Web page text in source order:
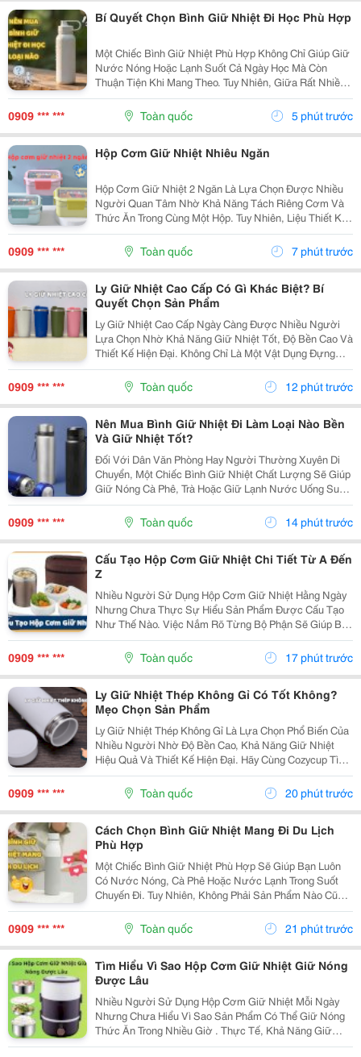
Bí Quyết Chọn Bình Giữ Nhiệt Đi Học Phù Hợp
Một Chiếc Bình Giữ Nhiệt Phù Hợp Không Chỉ Giúp Giữ
Nước Nóng Hoặc Lạnh Suốt Cả Ngày Học Mà Còn
Thuận Tiện Khi Mang Theo. Tuy Nhiên, Giữa Rất Nhiều
Mẫu Mã, Dung Tích Và Chất Liệu Trên Thị Trường,
Không Ít Người Băn Khoăn Nên Mua Bình Giữ Nhiệt Đi
0909 *** *** Toàn quốc 5 phút trước
Hộp Cơm Giữ Nhiệt Nhiêu Ngăn
Hộp Cơm Giữ Nhiệt 2 Ngăn Là Lựa Chọn Được Nhiều
Người Quan Tâm Nhờ Khả Năng Tách Riêng Cơm Và
Thức Ăn Trong Cùng Một Hộp. Tuy Nhiên, Liệu Thiết Kế
Này Có Thực Sự Phù Hợp Với Nhu Cầu Sử Dụng Hằng
Ngày? Cùng Tìm Hiểu Những Ưu Điểm, Hạn Chế Và
Cách Lựa...
0909 *** *** Toàn quốc 7 phút trước
Ly Giữ Nhiệt Cao Cấp Có Gì Khác Biệt? Bí
Quyết Chọn Sản Phẩm
Ly Giữ Nhiệt Cao Cấp Ngày Càng Được Nhiều Người
Lựa Chọn Nhờ Khả Năng Giữ Nhiệt Tốt, Độ Bền Cao Và
Thiết Kế Hiện Đại. Không Chỉ Là Một Vật Dụng Đựng
Nước, Sản Phẩm Còn Thể Hiện Phong Cách Sống Tiện
Nghi Và Góp Phần Nâng Cao Trải Nghiệm Trong Học
0909 *** *** Toàn quốc 12 phút trước
Nên Mua Bình Giữ Nhiệt Đi Làm Loại Nào Bền
Và Giữ Nhiệt Tốt?
Đối Với Dân Văn Phòng Hay Người Thường Xuyên Di
Chuyển, Một Chiếc Bình Giữ Nhiệt Chất Lượng Sẽ Giúp
Giữ Nóng Cà Phê, Trà Hoặc Giữ Lạnh Nước Uống Suốt
Nhiều Giờ. Tuy Nhiên, Giữa Rất Nhiều Mẫu Mã Trên Thị
Trường, Không Ít Người Băn Khoăn Nên Mua Bình...
0909 *** *** Toàn quốc 14 phút trước
Cấu Tạo Hộp Cơm Giữ Nhiệt Chi Tiết Từ A Đến
Z
Nhiều Người Sử Dụng Hộp Cơm Giữ Nhiệt Hằng Ngày
Nhưng Chưa Thực Sự Hiểu Sản Phẩm Được Cấu Tạo
Như Thế Nào. Việc Nắm Rõ Từng Bộ Phận Sẽ Giúp Bạn
Sử Dụng Đúng Cách, Bảo Quản Tốt Hơn Và Dễ Dàng
Đánh Giá Chất Lượng Khi Chọn Mua. Hãy Cùng Tìm
Hiểu Chi...
0909 *** *** Toàn quốc 17 phút trước
Ly Giữ Nhiệt Thép Không Gỉ Có Tốt Không?
Mẹo Chọn Sản Phẩm
Ly Giữ Nhiệt Thép Không Gỉ Là Lựa Chọn Phổ Biến Của
Nhiều Người Nhờ Độ Bền Cao, Khả Năng Giữ Nhiệt
Hiệu Quả Và Thiết Kế Hiện Đại. Hãy Cùng Cozycup Tìm
Hiểu Những Điểm Cần Biết Trước Khi Lựa Chọn Một
Chiếc Ly Giữ Nhiệt Thép Không Gỉ. 1. Vì Sao Ly...
0909 *** *** Toàn quốc 20 phút trước
Cách Chọn Bình Giữ Nhiệt Mang Đi Du Lịch
Phù Hợp
Một Chiếc Bình Giữ Nhiệt Phù Hợp Sẽ Giúp Bạn Luôn
Có Nước Nóng, Cà Phê Hoặc Nước Lạnh Trong Suốt
Chuyến Đi. Tuy Nhiên, Không Phải Sản Phẩm Nào Cũng
Đáp Ứng Tốt Nhu Cầu Di Chuyển Và Sử Dụng Ngoài
Trời. Bài Viết Dưới Đây Sẽ Chia Sẻ Những Tiêu Chí
Quan...
0909 *** *** Toàn quốc 21 phút trước
Tìm Hiểu Vì Sao Hộp Cơm Giữ Nhiệt Giữ Nóng
Được Lâu
Nhiều Người Sử Dụng Hộp Cơm Giữ Nhiệt Mỗi Ngày
Nhưng Chưa Hiểu Vì Sao Sản Phẩm Có Thể Giữ Nóng
Thức Ăn Trong Nhiều Giờ . Thực Tế, Khả Năng Giữ
Nhiệt Đến Từ Sự Kết Hợp Giữa Cấu Tạo, Chất Liệu Và